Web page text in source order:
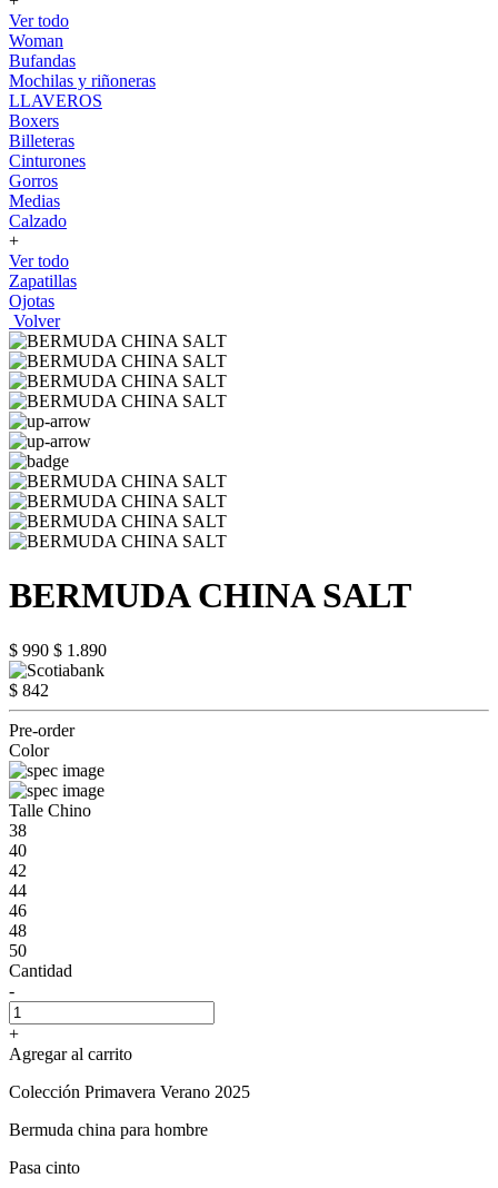
Ver todo
Woman
Bufandas
Mochilas y riñoneras
LLAVEROS
Boxers
Billeteras
Cinturones
Gorros
Medias
Calzado
+
Ver todo
Zapatillas
Ojotas
Volver
BERMUDA CHINA SALT
$ 990 $ 1.890
$ 842
Pre-order
Color
Talle Chino
38
40
42
44
46
48
50
Cantidad
-
+
Agregar al carrito
Colección Primavera Verano 2025
Bermuda china para hombre
Pasa cinto